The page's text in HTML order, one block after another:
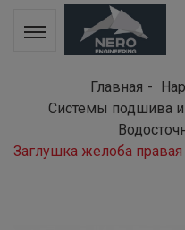
Главная
Системы подшива
Заглушка желоба